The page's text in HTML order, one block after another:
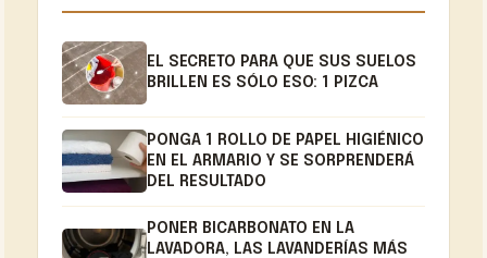
EL SECRETO PARA QUE SUS SUELOS
BRILLEN ES SÓLO ESO: 1 PIZCA
PONGA 1 ROLLO DE PAPEL HIGIÉNICO
EN EL ARMARIO Y SE SORPRENDERÁ
DEL RESULTADO
PONER BICARBONATO EN LA
LAVADORA, LAS LAVANDERÍAS MÁS